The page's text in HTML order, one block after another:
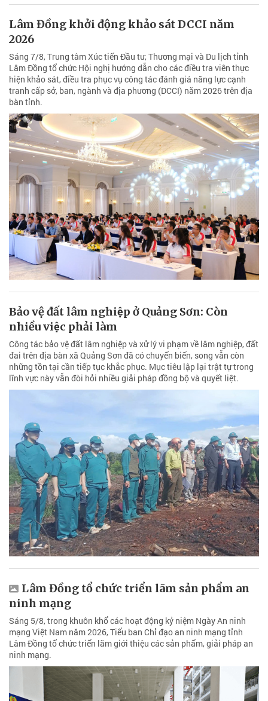
Lâm Đồng khởi động khảo sát DCCI năm
2026
Sáng 7/8, Trung tâm Xúc tiến Đầu tư, Thương mại và Du lịch tỉnh
Lâm Đồng tổ chức Hội nghị hướng dẫn cho các điều tra viên thực
hiện khảo sát, điều tra phục vụ công tác đánh giá năng lực cạnh
tranh cấp sở, ban, ngành và địa phương (DCCI) năm 2026 trên địa
bàn tỉnh.
Bảo vệ đất lâm nghiệp ở Quảng Sơn: Còn
nhiều việc phải làm
Công tác bảo vệ đất lâm nghiệp và xử lý vi phạm về lâm nghiệp, đất
đai trên địa bàn xã Quảng Sơn đã có chuyển biến, song vẫn còn
những tồn tại cần tiếp tục khắc phục. Mục tiêu lập lại trật tự trong
lĩnh vực này vẫn đòi hỏi nhiều giải pháp đồng bộ và quyết liệt.
Lâm Đồng tổ chức triển lãm sản phẩm an
ninh mạng
Sáng 5/8, trong khuôn khổ các hoạt động kỷ niệm Ngày An ninh
mạng Việt Nam năm 2026, Tiểu ban Chỉ đạo an ninh mạng tỉnh
Lâm Đồng tổ chức triển lãm giới thiệu các sản phẩm, giải pháp an
ninh mạng.